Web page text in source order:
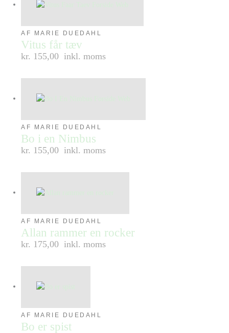
AF MARIE DUEDAHL
Vitus får tæv
kr. 155,00 inkl. moms
AF MARIE DUEDAHL
Bo i en Nimbus
kr. 155,00 inkl. moms
AF MARIE DUEDAHL
Allan rammer en rocker
kr. 175,00 inkl. moms
AF MARIE DUEDAHL
Bo er spist